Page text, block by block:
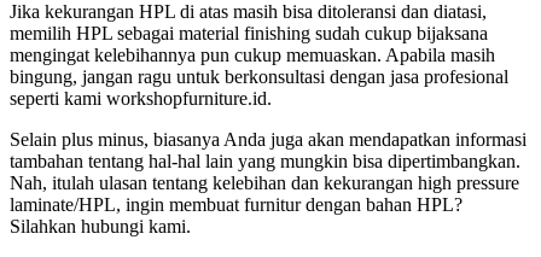
Jika kekurangan HPL di atas masih bisa ditoleransi dan diatasi,
memilih HPL sebagai material finishing sudah cukup bijaksana
mengingat kelebihannya pun cukup memuaskan. Apabila masih
bingung, jangan ragu untuk berkonsultasi dengan jasa profesional
seperti kami workshopfurniture.id.
Selain plus minus, biasanya Anda juga akan mendapatkan informasi
tambahan tentang hal-hal lain yang mungkin bisa dipertimbangkan.
Nah, itulah ulasan tentang kelebihan dan kekurangan high pressure
laminate/HPL, ingin membuat furnitur dengan bahan HPL?
Silahkan hubungi kami.